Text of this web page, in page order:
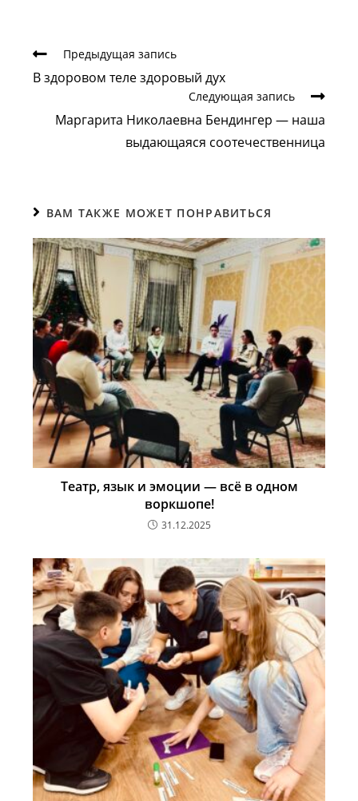
e
b
o
o
gr
a
m
s
A
p
p
l
а
в
и
Еще
Предыдущая запись
В здоровом теле здоровый дух
Следующая запись
Маргарита Николаевна Бендингер — наша
выдающаяся соотечественница
ВАМ ТАКЖЕ МОЖЕТ ПОНРАВИТЬСЯ
Театр, язык и эмоции — всё в одном
воркшопе!
31.12.2025